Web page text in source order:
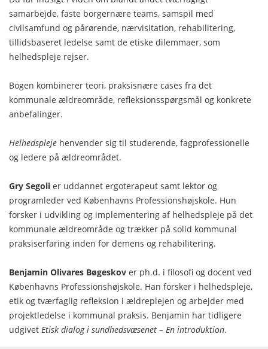
samarbejde, faste borgernære teams, samspil med
civilsamfund og pårørende, nærvisitation, rehabilitering,
tillidsbaseret ledelse samt de etiske dilemmaer, som
helhedspleje rejser.
Bogen kombinerer teori, praksisnære cases fra det
kommunale ældreområde, refleksionsspørgsmål og konkrete
anbefalinger.
Helhedspleje henvender sig til studerende, fagprofessionelle
og ledere på ældreområdet.
Gry Segoli er uddannet ergoterapeut samt lektor og
programleder ved Københavns Professionshøjskole. Hun
forsker i udvikling og implementering af helhedspleje på det
kommunale ældreområde og trækker på solid kommunal
praksiserfaring inden for demens og rehabilitering.
Benjamin Olivares Bøgeskov er ph.d. i filosofi og docent ved
Københavns Professionshøjskole. Han forsker i helhedspleje,
etik og tværfaglig refleksion i ældreplejen og arbejder med
projektledelse i kommunal praksis. Benjamin har tidligere
udgivet Etisk dialog i sundhedsvæsenet – En introduktion.